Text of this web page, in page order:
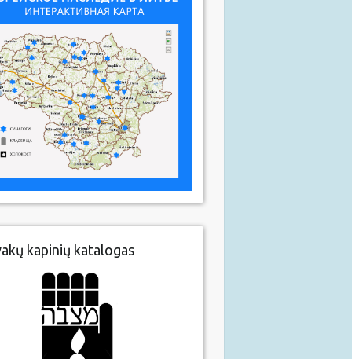
kapinių katalogas